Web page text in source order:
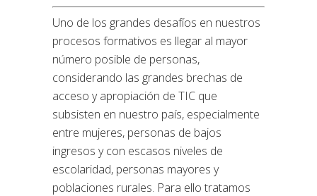
Uno de los grandes desafíos en nuestros
procesos formativos es llegar al mayor
número posible de personas,
considerando las grandes brechas de
acceso y apropiación de TIC que
subsisten en nuestro país, especialmente
entre mujeres, personas de bajos
ingresos y con escasos niveles de
escolaridad, personas mayores y
poblaciones rurales. Para ello tratamos